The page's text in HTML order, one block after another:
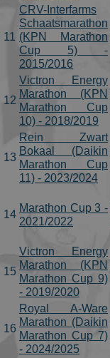
11
CRV-Interfarms
Schaatsmarathon
(KPN Marathon
Cup 5) -
2015/2016
12
Victron Energy
Marathon (KPN
Marathon Cup
10) - 2018/2019
13
Rein Zwart
Bokaal (Daikin
Marathon Cup
11) - 2023/2024
14
Marathon Cup 3 -
2021/2022
15
Victron Energy
Marathon (KPN
Marathon Cup 9)
- 2019/2020
16
Royal A-Ware
Marathon (Daikin
Marathon Cup 7)
- 2024/2025